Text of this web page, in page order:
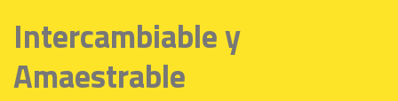
Intercambiable y
Amaestrable